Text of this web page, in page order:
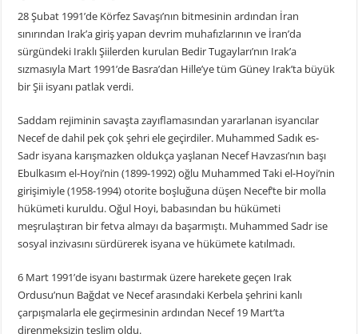
28 Şubat 1991’de Körfez Savaşı’nın bitmesinin ardından İran
sınırından Irak’a giriş yapan devrim muhafızlarının ve İran’da
sürgündeki Iraklı Şiilerden kurulan Bedir Tugayları’nın Irak’a
sızmasıyla Mart 1991’de Basra’dan Hille’ye tüm Güney Irak’ta büyük
bir Şii isyanı patlak verdi.
Saddam rejiminin savaşta zayıflamasından yararlanan isyancılar
Necef de dahil pek çok şehri ele geçirdiler. Muhammed Sadık es-
Sadr isyana karışmazken oldukça yaşlanan Necef Havzası’nın başı
Ebulkasım el-Hoyi’nin (1899-1992) oğlu Muhammed Taki el-Hoyi’nin
girişimiyle (1958-1994) otorite boşluğuna düşen Necef’te bir molla
hükümeti kuruldu. Oğul Hoyi, babasından bu hükümeti
meşrulaştıran bir fetva almayı da başarmıştı. Muhammed Sadr ise
sosyal inzivasını sürdürerek isyana ve hükümete katılmadı.
6 Mart 1991’de isyanı bastırmak üzere harekete geçen Irak
Ordusu’nun Bağdat ve Necef arasındaki Kerbela şehrini kanlı
çarpışmalarla ele geçirmesinin ardından Necef 19 Mart’ta
direnmeksizin teslim oldu.